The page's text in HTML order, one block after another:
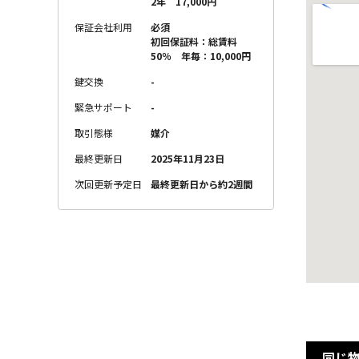
保証会社利用
必須
初回保証料：総賃料
50％ 年毎：10,000円
鍵交換
-
緊急サポート
-
取引態様
媒介
最終更新日
2025年11月23日
次回更新予定日
最終更新日から約2週間